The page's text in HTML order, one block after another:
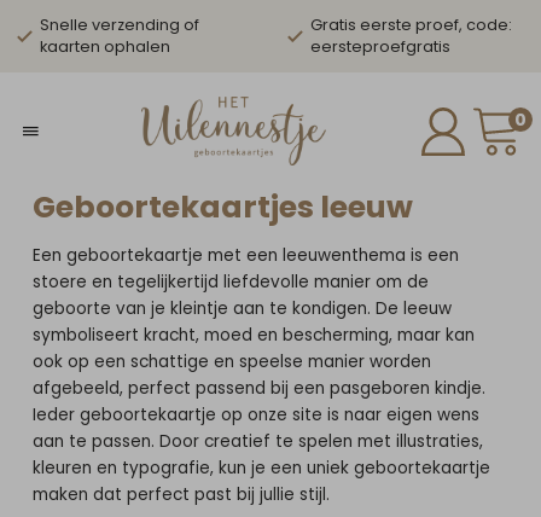
Snelle verzending of
kaarten ophalen
Gratis eerste proef, code:
eersteproefgratis
0
Geboortekaartjes leeuw
Een geboortekaartje met een leeuwenthema is een
stoere en tegelijkertijd liefdevolle manier om de
geboorte van je kleintje aan te kondigen. De leeuw
symboliseert kracht, moed en bescherming, maar kan
ook op een schattige en speelse manier worden
afgebeeld, perfect passend bij een pasgeboren kindje.
Ieder geboortekaartje op onze site is naar eigen wens
aan te passen. Door creatief te spelen met illustraties,
kleuren en typografie, kun je een uniek geboortekaartje
maken dat perfect past bij jullie stijl.